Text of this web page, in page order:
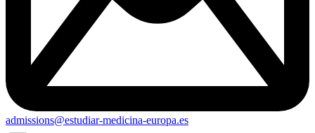
admissions@estudiar-medicina-europa.es